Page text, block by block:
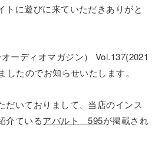
トに遊びに来ていただきありがと
ーディオマガジン） Vol.137(2021
たのでお知らせいたします。
だいておりまして、当店のインス
介ているアバルト 595が掲載され